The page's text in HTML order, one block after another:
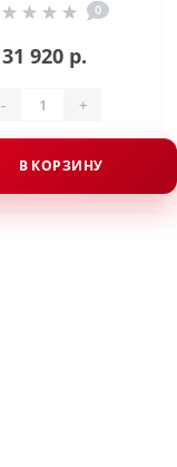
0
31 920 р.
- +
В КОРЗИНУ